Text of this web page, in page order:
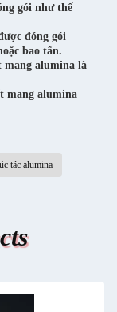
gói như thế
đóng gói
bao tấn.
mang alumina là
mang alumina
tác alumina